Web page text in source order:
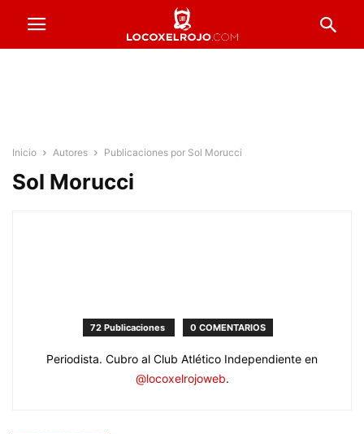
Inicio Autores Publicaciones por Sol Morucci
Sol Morucci
72 Publicaciones 0 COMENTARIOS
Periodista. Cubro al Club Atlético Independiente en
@locoxelrojoweb.